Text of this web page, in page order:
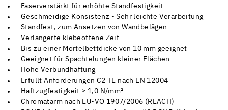
Faserverstärkt für erhöhte Standfestigkeit
Geschmeidige Konsistenz - Sehr leichte Verarbeitung
Standfest, zum Ansetzen von Wandbelägen
Verlängerte klebeoffene Zeit
Bis zu einer Mörtelbettdicke von 10 mm geeignet
Geeignet für Spachtelungen kleiner Flächen
Hohe Verbundhaftung
Erfüllt Anforderungen C2 TE nach EN 12004
Haftzugfestigkeit ≥ 1,0 N/mm²
Chromatarm nach EU-VO 1907/2006 (REACH)